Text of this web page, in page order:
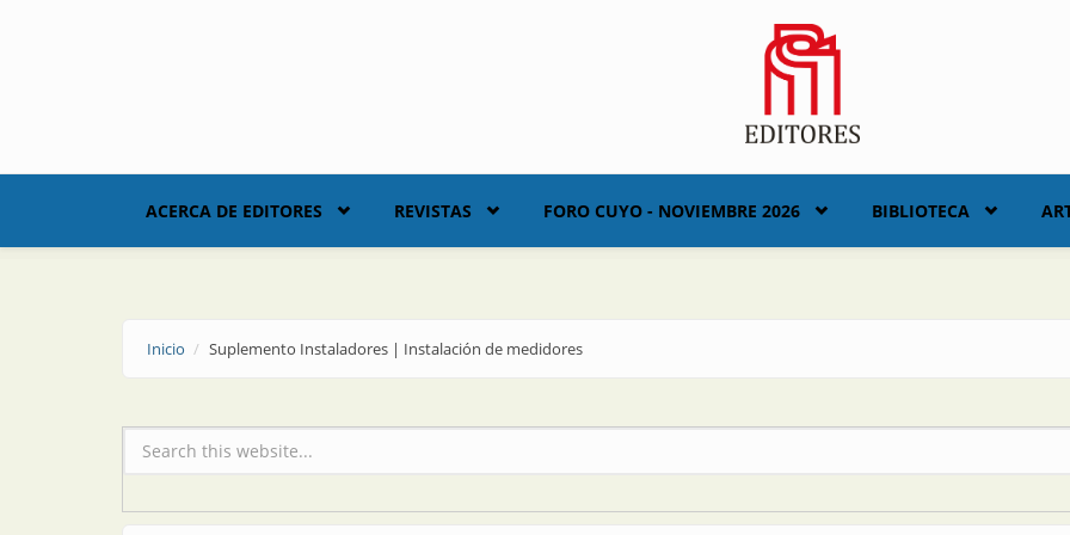
ACERCA DE EDITORES REVISTAS FORO CUYO - NOVIEMBRE 2026 BIBLIOTECA
Inicio Suplemento Instaladores | Instalación de medidores
Formulario de búsqueda